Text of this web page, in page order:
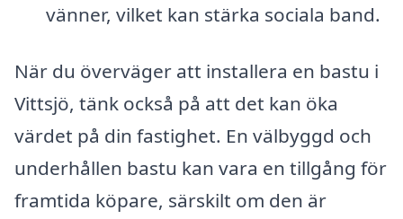
vänner, vilket kan stärka sociala band.
När du överväger att installera en bastu i
Vittsjö, tänk också på att det kan öka
värdet på din fastighet. En välbyggd och
underhållen bastu kan vara en tillgång för
framtida köpare, särskilt om den är